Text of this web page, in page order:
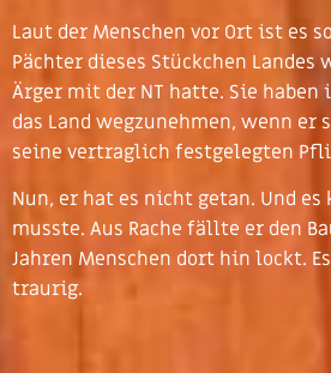
Laut der Menschen vor Ort ist es
Pächter dieses Stückchen Landes
Ärger mit der NT hatte. Sie
das Land wegzunehmen, wenn er
seine vertraglich festgelegten
Nun, er hat es nicht getan. Und es
musste. Aus Rache fällte er den
Jahren Menschen dort hin lockt.
traurig.